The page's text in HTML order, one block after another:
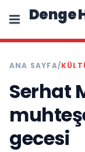
Denge
ANA SAYFA/
Serhat
gecesi